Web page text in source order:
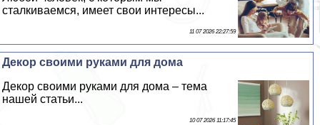
сталкиваемся, имеет свои интересы...
11 07 2026 22:27:59
Декор своими руками для дома
Декор своими руками для дома – тема
нашей статьи...
10 07 2026 11:17:45